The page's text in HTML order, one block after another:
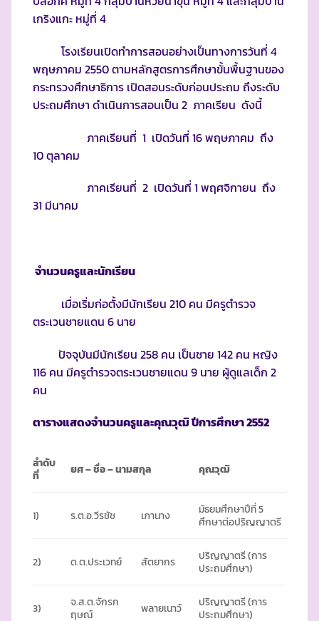
เกริงแกะ หมู่ที่ 4
โรงเรียนเปิดทำการสอนอย่างเป็นทางการวันที่ 4
พฤษภาคม 2550 ตามหลักสูตรการศึกษาขั้นพื้นฐานของ
กระทรวงศึกษาธิการ เปิดสอนระดับก่อนประถม ถึงระดับ
ประถมศึกษา ดำเนินการสอนเป็น 2 ภาคเรียน ดังนี้
ภาคเรียนที่ 1 เปิดวันที่ 16 พฤษภาคม ถึง
10 ตุลาคม
ภาคเรียนที่ 2 เปิดวันที่ 1 พฤศจิกายน ถึง
31 มีนาคม
จำนวนครูและนักเรียน
เมื่อเริ่มก่อตั้งมีนักเรียน 210 คน มีครูตำรวจ
ตระเวนชายแดน 6 นาย
ปัจจุบันมีนักเรียน 258 คน เป็นชาย 142 คน หญิง
116 คน มีครูตำรวจตระเวนชายแดน 9 นาย ผู้ดูแลเด็ก 2
คน
ตารางแสดงจำนวนครูและคุณวุฒิ ปีการศึกษา2552
ลำดับ
ที่
ยศ–ชื่อ – นามสกุล คุณวุฒิ
1) ร.ต.อ.วีรชัช เภานาง
มัธยมศึกษาปีที่ 5
ศึกษาต่อปริญญาตรี
2) ด.ต.ประเวทย์ สัตยากร
ปริญญาตรี (การ
ประถมศึกษา)
3)
จ.ส.ต.จักรก
ฤษณ์
พลายเนาว์
ปริญญาตรี (การ
ประถมศึกษา)